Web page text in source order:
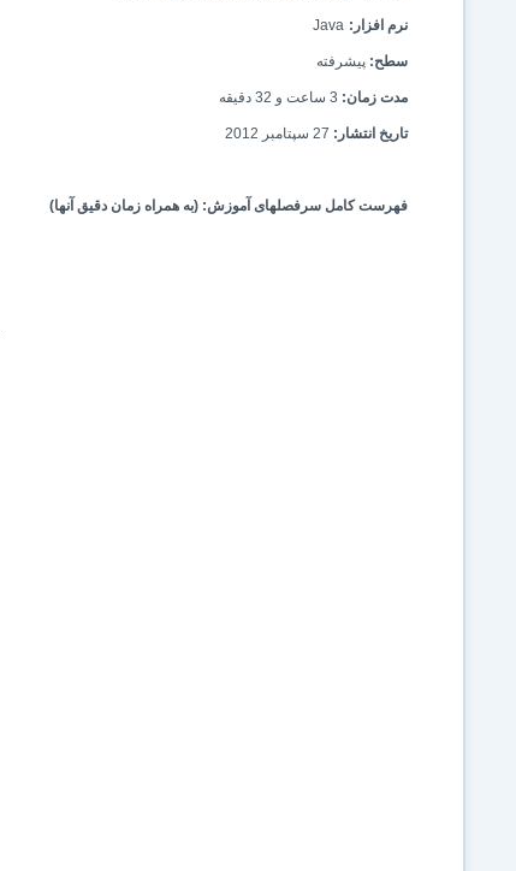
نرم افزار: Java
سطح: پیشرفته
مدت زمان:
تاریخ انتشار:
فهرست کامل سرفصلهای آموزش: (به همراه زمان دقیق آنها)